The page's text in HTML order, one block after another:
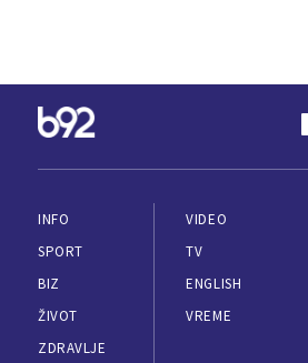
INFO
SPORT
BIZ
ŽIVOT
ZDRAVLJE
VIDEO
TV
ENGLISH
VREME